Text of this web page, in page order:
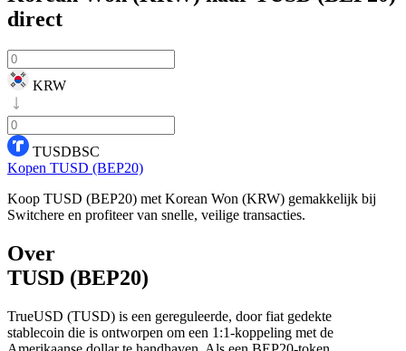
direct
KRW
TUSDBSC
Kopen TUSD (BEP20)
Koop TUSD (BEP20) met Korean Won (KRW) gemakkelijk bij
Switchere en profiteer van snelle, veilige transacties.
Over
TUSD (BEP20)
TrueUSD (TUSD) is een gereguleerde, door fiat gedekte
stablecoin die is ontworpen om een 1:1-koppeling met de